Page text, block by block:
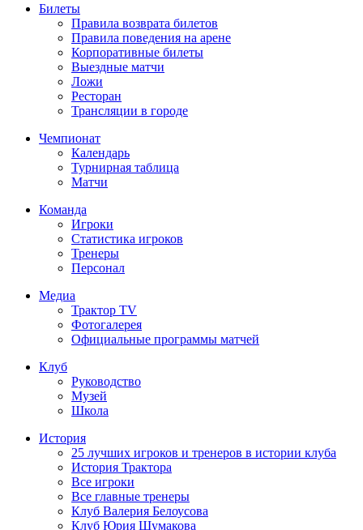
Билеты
Правила возврата билетов
Правила поведения на арене
Корпоративные билеты
Выездные матчи
Ложи
Ресторан
Трансляции в городе
Чемпионат
Календарь
Турнирная таблица
Матчи
Команда
Игроки
Статистика игроков
Тренеры
Персонал
Медиа
Трактор TV
Фотогалерея
Официальные программы матчей
Клуб
Руководство
Музей
Школа
История
25 лучших игроков и тренеров в истории клуба
История Трактора
Все игроки
Все главные тренеры
Клуб Валерия Белоусова
Клуб Юрия Шумакова